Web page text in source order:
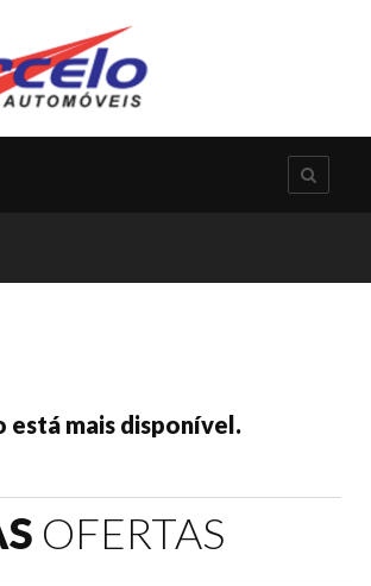
está mais disponível.
OFERTAS